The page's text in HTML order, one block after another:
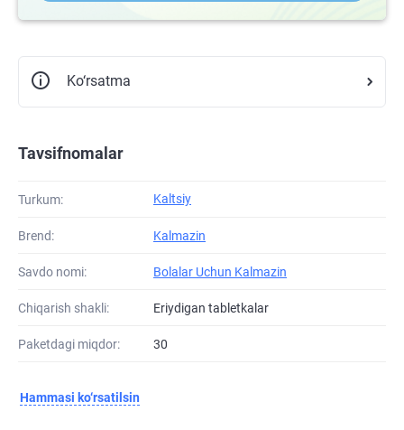
Ko‘rsatma
Tavsifnomalar
Turkum: Kaltsiy
Brend: Kalmazin
Savdo nomi: Bolalar Uchun Kalmazin
Chiqarish shakli: Eriydigan tabletkalar
Paketdagi miqdor: 30
Hammasi ko‘rsatilsin